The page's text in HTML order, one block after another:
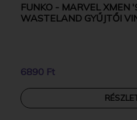
FUNKO - MARVEL XMEN
WASTELAND GYŰJTŐI
6890 Ft